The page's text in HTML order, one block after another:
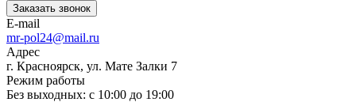
Заказать звонок
E-mail
mr-pol24@mail.ru
Адрес
г. Красноярск, ул. Мате Залки 7
Режим работы
Без выходных: с 10:00 до 19:00